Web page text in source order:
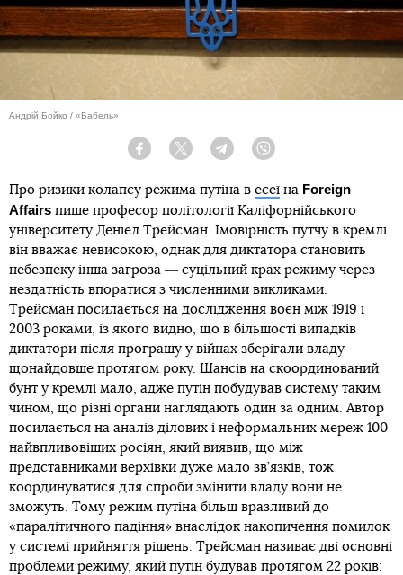
Андрій Бойко / «Бабель»
Facebook Twitter Telegram
Про ризики колапсу режима путіна в есеї на Foreign
Affairs пише професор політології Каліфорнійського
університету Деніел Трейсман. Імовірність путчу в кремлі
він вважає невисокою, однак для диктатора становить
небезпеку інша загроза ― суцільний крах режиму через
нездатність впоратися з численними викликами.
Трейсман посилається на дослідження воєн між 1919 і
2003 роками, із якого видно, що в більшості випадків
диктатори після програшу у війнах зберігали владу
щонайдовше протягом року. Шансів на скоординований
бунт у кремлі мало, адже путін побудував систему таким
чином, що різні органи наглядають один за одним. Автор
посилається на аналіз ділових і неформальних мереж 100
найвпливовіших росіян, який виявив, що між
представниками верхівки дуже мало зв’язків, тож
координуватися для спроби змінити владу вони не
зможуть. Тому режим путіна більш вразливий до
«паралітичного падіння» внаслідок накопичення помилок
у системі прийняття рішень. Трейсман називає дві основні
проблеми режиму, який путін будував протягом 22 років: